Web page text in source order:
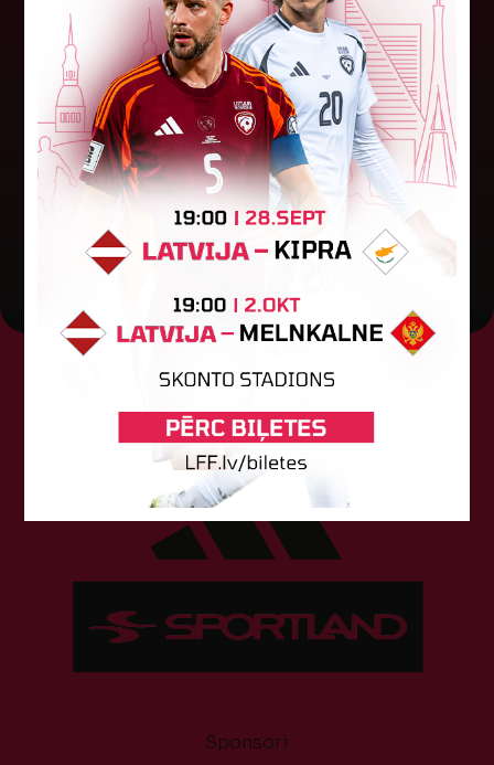
Sveicam mēneša jubilārus!
Latvijas Futbola federācija (LFF) sūta sirsnīgus
sveicienus un vislabākos vēlējumus augusta
jubilāriem no Latvijas futbola veterānu un
vecmeistaru lielās saimes! Lai tev...
01. augusts 2026.
Tehniskais sponsors
Sponsori